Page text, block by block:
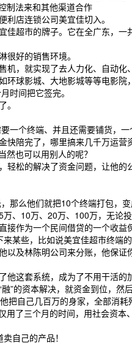
制法来和其他渠道合作
店连锁公司美宜佳切入。
佳超市的牌子。它在全广东，
很好的销售环境。
机，就实现了去人力化、自动化
环球影城、大地影城等等电影
时间把它签完。
。
一个终端、并且还需要铺货，
快陪完了，哪里搞来几千万运营
然也可以用别人的呢？
轻松的解决了资金问题，让他的
那么他们就把10个终端打包，
、10万、20万、100万，无论
接作为一个民间借贷的一个收
某些，比如说美宜佳超市终端
以及林陈明公司来分账，他保
他这套系统，成为了不用干活的
”的资本解决，就资金到位，然
把自己几百万的身家，全部消
用了三个月的时间，用社会资
自己的产品！